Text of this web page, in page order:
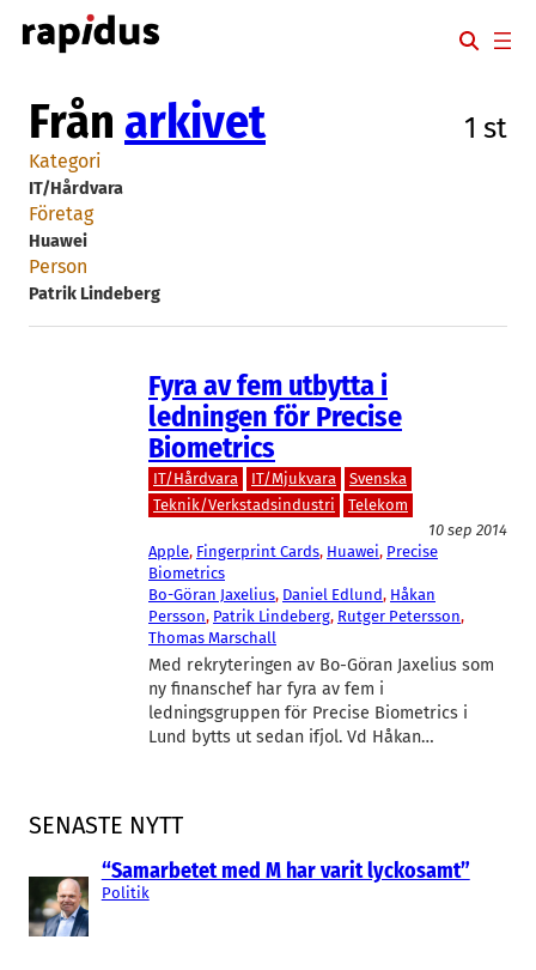
Hoppa
till
SENASTE NYTT
“Samarbetet med M har varit lyckosamt”
Politik
Från arkivet 1 st
Kategori
IT/Hårdvara
Företag
Huawei
Person
Patrik Lindeberg
Fyra av fem utbytta i
ledningen för Precise
Biometrics
IT/Hårdvara IT/Mjukvara
Svenska
Teknik/Verkstadsindustri
Telekom
10 sep 2014
Apple, Fingerprint Cards, Huawei, Precise
Biometrics
Bo-Göran Jaxelius, Daniel Edlund, Håkan
Persson, Patrik Lindeberg, Rutger Petersson
Thomas Marschall
Med rekryteringen av Bo-Göran Jaxelius som
ny finanschef har fyra av fem i
ledningsgruppen för Precise Biometrics i
Lund bytts ut sedan ifjol. Vd Håkan…